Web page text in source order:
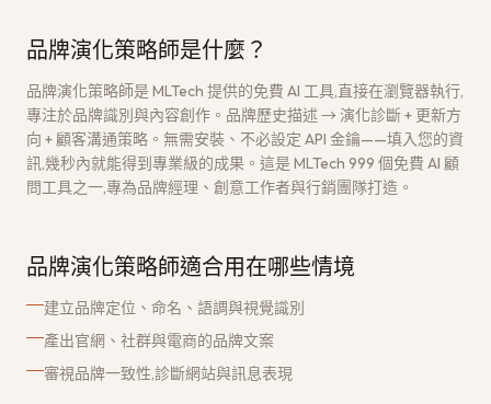
品牌演化策略師是什麼？
品牌演化策略師是 MLTech 提供的免費 AI 工具,直接在瀏覽器執行,
專注於品牌識別與內容創作。品牌歷史描述 → 演化診斷 + 更新方
向 + 顧客溝通策略。無需安裝、不必設定 API 金鑰——填入您的資
訊,幾秒內就能得到專業級的成果。這是 MLTech 999 個免費 AI 顧
問工具之一,專為品牌經理、創意工作者與行銷團隊打造。
品牌演化策略師適合用在哪些情境
建立品牌定位、命名、語調與視覺識別
產出官網、社群與電商的品牌文案
審視品牌一致性,診斷網站與訊息表現